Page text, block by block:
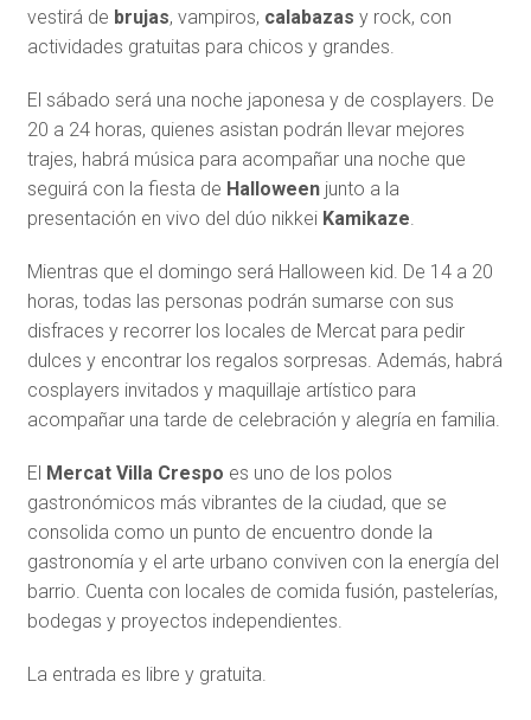
vestirá de brujas, vampiros, calabazas y rock, con
actividades gratuitas para chicos y grandes.
El sábado será una noche japonesa y de cosplayers. De
20 a 24 horas, quienes asistan podrán llevar mejores
trajes, habrá música para acompañar una noche que
seguirá con la fiesta de Halloweenjunto a la
presentación en vivo del dúo nikkei Kamikaze
Mientras que el domingo será Halloween kid. De 14 a 20
horas, todas las personas podrán sumarse con sus
disfraces y recorrer los locales de Mercat para pedir
dulces y encontrar los regalos sorpresas. Además, habrá
cosplayers invitados y maquillaje artístico para
acompañar una tarde de celebración y alegría en familia.
El Mercat Villa Crespo es uno de los polos
gastronómicos más vibrantes de la ciudad, que se
consolida como un punto de encuentro donde la
gastronomía y el arte urbano conviven con la energía del
barrio. Cuenta con locales de comida fusión, pastelerías,
bodegas y proyectos independientes.
La entrada es libre y gratuita.